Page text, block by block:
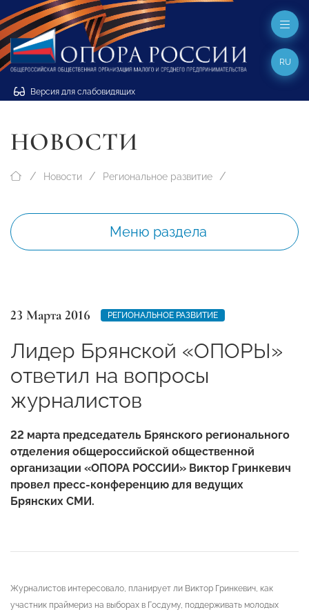
Версия для слабовидящих
RU
НОВОСТИ
Новости Региональное развитие
Меню раздела
23 Марта 2016 РЕГИОНАЛЬНОЕ РАЗВИТИЕ
Лидер Брянской «ОПОРЫ»
ответил на вопросы
журналистов
22 марта председатель Брянского регионального
отделения общероссийской общественной
организации «ОПОРА РОССИИ» Виктор Гринкевич
провел пресс-конференцию для ведущих
Брянских СМИ.
Журналистов интересовало, планирует ли Виктор Гринкевич, как
участник праймериз на выборах в Госдуму, поддерживать молодых